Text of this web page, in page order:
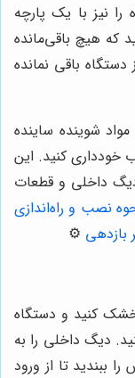
را نیز با یک پارچه
که هیچ باقی‌مانده
باقی نمانده
شوینده ساینده
خودداری کنید. این
داخلی و قطعات
نصب و راه‌اندازی
بازدهی ⚙️
کنید و دستگاه
دیگ داخلی را به
ببندید تا از ورود